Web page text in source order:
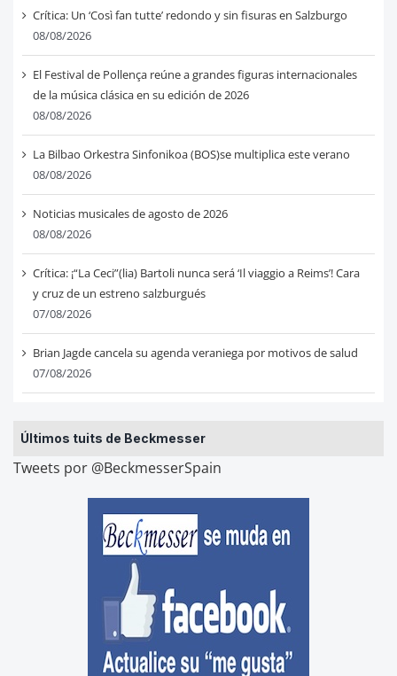
Crítica: Un ‘Così fan tutte’ redondo y sin fisuras en Salzburgo
08/08/2026
El Festival de Pollença reúne a grandes figuras internacionales
de la música clásica en su edición de 2026
08/08/2026
La Bilbao Orkestra Sinfonikoa (BOS)se multiplica este verano
08/08/2026
Noticias musicales de agosto de 2026
08/08/2026
Crítica: ¡“La Ceci”(lia) Bartoli nunca será ‘Il viaggio a Reims’! Cara
y cruz de un estreno salzburgués
07/08/2026
Brian Jagde cancela su agenda veraniega por motivos de salud
07/08/2026
Últimos tuits de Beckmesser
Tweets por @BeckmesserSpain